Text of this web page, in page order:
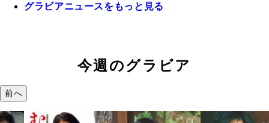
グラビアニュースをもっと見る
今週のグラビア
前へ